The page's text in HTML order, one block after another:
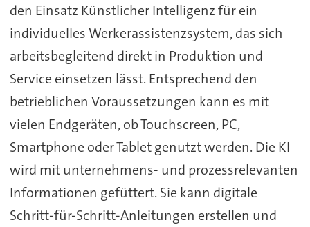
den Einsatz Künstlicher Intelligenz für ein
individuelles Werkerassistenzsystem, das sich
arbeitsbegleitend direkt in Produktion und
Service einsetzen lässt. Entsprechend den
betrieblichen Voraussetzungen kann es mit
vielen Endgeräten, ob Touchscreen, PC,
Smartphone oder Tablet genutzt werden. Die KI
wird mit unternehmens- und prozessrelevanten
Informationen gefüttert. Sie kann digitale
Schritt-für-Schritt-Anleitungen erstellen und